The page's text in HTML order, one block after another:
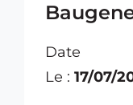
Date
Le : 17/07/